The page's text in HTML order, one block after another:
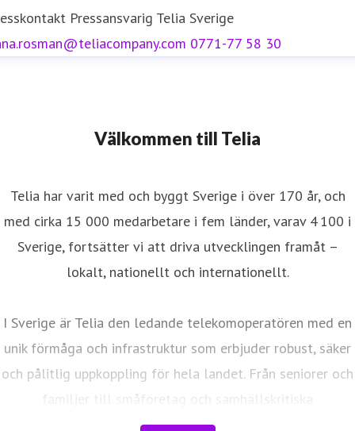
Pressansvarig Telia Sverige
0771-77 58 30
Välkommen till Telia
Telia har varit med och byggt Sverige i över 170 år, och
med cirka 15 000 medarbetare i fem länder, varav 4 100 i
Sverige, fortsätter vi att driva utvecklingen framåt –
lokalt, nationellt och internationellt.
I Sverige är Telia den ledande telekomoperatören med en
unik förmåga och infrastruktur som erbjuder robust, säker
och pålitlig uppkoppling för hela landet. Från seniorer och
familjer till småföretag och samhällskritiska
verksamheter. Vi möjliggör digitaliseringens kraft i